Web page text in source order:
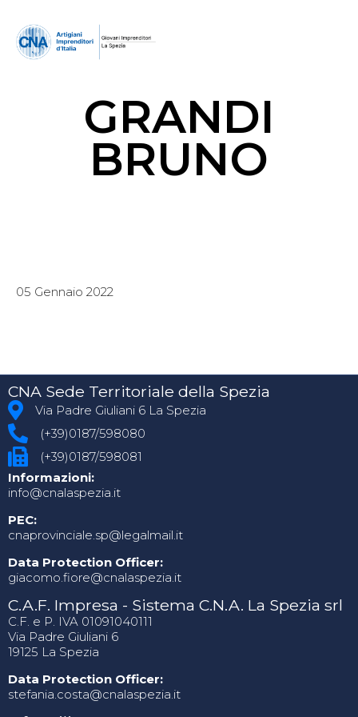
GRANDI
BRUNO
05 Gennaio 2022
CNA Sede Territoriale della Spezia
Via Padre Giuliani 6 La Spezia
(+39)0187/598080
(+39)0187/598081
Informazioni:
info@cnalaspezia.it
PEC:
cnaprovinciale.sp@legalmail.it
Data Protection Officer:
giacomo.fiore@cnalaspezia.it
C.A.F. Impresa - Sistema C.N.A. La Spezia srl
C.F. e P. IVA 01091040111
Via Padre Giuliani 6
19125 La Spezia
Data Protection Officer:
stefania.costa@cnalaspezia.it